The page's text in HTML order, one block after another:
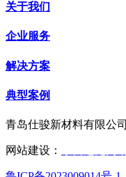
关于我们
企业服务
解决方案
典型案例
青岛仕骏新材料有限公司
网站建设：